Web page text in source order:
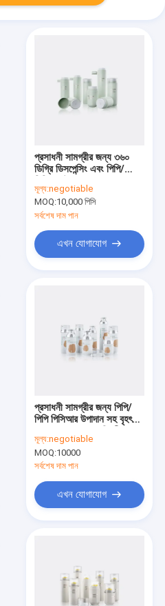
প্রসাধনী সামগ্রীর জন্য ৩৬০
ডিগ্রি ডিসপেন্সিং এবং পিপি/
পাম্প এয়ারলেস পাম্প বোতল
মূল্য:negotiable
MOQ:10,000 পিসি
সর্বশেষ দাম পান
এখন যোগাযোগ
প্রসাধনী সামগ্রীর জন্য পিপি/
পিপি পিসিআর উপাদান সহ বৃহৎ
ডিসপেন্সিং এয়ারলেস পাম্প বোতল
মূল্য:negotiable
MOQ:10000
সর্বশেষ দাম পান
এখন যোগাযোগ